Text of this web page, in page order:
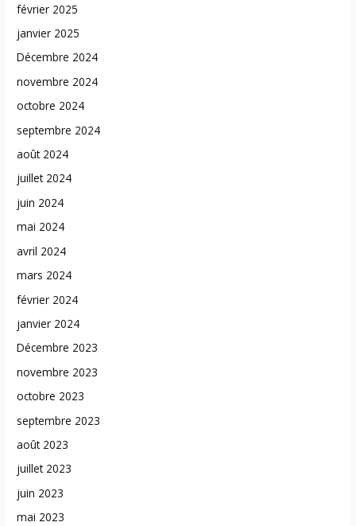
février 2025
janvier 2025
Décembre 2024
novembre 2024
octobre 2024
septembre 2024
août 2024
juillet 2024
juin 2024
mai 2024
avril 2024
mars 2024
février 2024
janvier 2024
Décembre 2023
novembre 2023
octobre 2023
septembre 2023
août 2023
juillet 2023
juin 2023
mai 2023